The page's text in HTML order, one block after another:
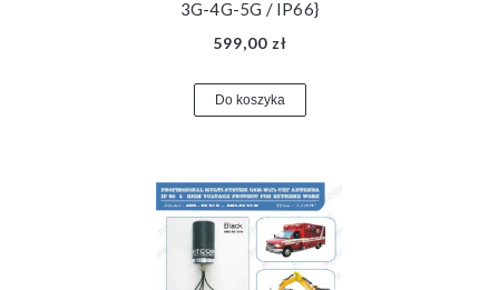
3G-4G-5G / IP66}
599,00 zł
Do koszyka